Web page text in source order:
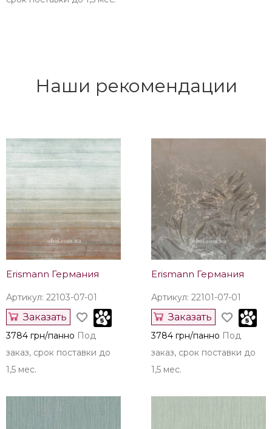
Наши рекомендации
Erismann Германия
Артикул: 22103-07-01
Заказать
3784 грн/панно Под
заказ, срок поставки до
1,5 мес.
Erismann Германия
Артикул: 22101-07-01
Заказать
3784 грн/панно Под
заказ, срок поставки до
1,5 мес.